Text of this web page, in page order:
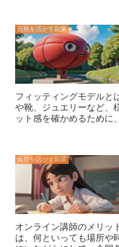
の何十億人ものユーザー
して宣伝を行うことで、
なります。 * -ターゲティ
を絞り込んで宣伝を行う
果的に活用することがで
との関係を構築するため
用して顧客とコミュニケ
ィを高めることができま
果の高い宣伝ツールです
資格を活かす副業
フィッティングモデルと
や靴、ジュエリーなど、
ット感を確かめるために、試着
用して、デザイナーやパ
クすることです。また、
することがあります。 フィッティングモデルの多くは、フリーラン
スとして働いており、複
また、専属フィッターと
もあります。 フィッティングモデルになるための資格は特にありま
せんが、ファッションに
いることが求められます
資格を活かす副業
オンライン講師のメリッ
は、何といっても場所や